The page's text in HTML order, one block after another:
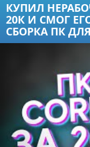
КУПИЛ
20К И СМОГ
СБОРКА ПК